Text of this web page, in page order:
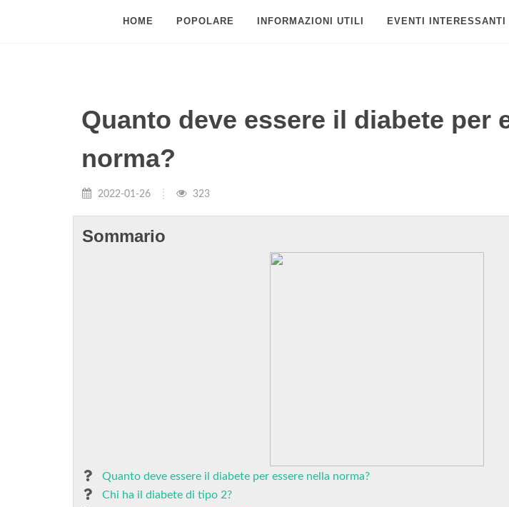
HOME POPOLARE INFORMAZIONI UTILI EVENTI INTERESSANTI
Quanto deve essere il diabete per
norma?
2022-01-26 323
Sommario
Quanto deve essere il diabete per essere nella norma?
Chi ha il diabete di tipo 2?